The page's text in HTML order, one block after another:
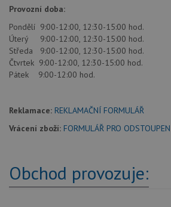
Provozní doba:
Pondělí 9:00-12:00, 12:30-15:00 hod.
Úterý 9:00-12:00, 12:30-15:00 hod.
Středa 9:00-12:00, 12:30-15:00 hod.
Čtvrtek 9:00-12:00, 12:30-15:00 hod.
Pátek 9:00-12:00 hod.
Reklamace: REKLAMAČNÍ FORMULÁŘ
Vrácení zboží: FORMULÁŘ PRO
Obchod provozuje: